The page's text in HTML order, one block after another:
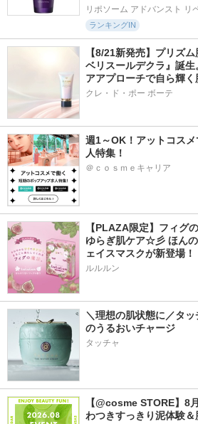
リポソーム アドバンスト リ
ランキングIN
【8/21新発売】プリズ
ベリスールデクラ』誕
アアプローチで自ら輝く
クレ・ド・ポー ボーテ
週1～OK！アットコス
人特集！
＠ｃｏｓｍｅキャリア
【PLAZA限定】フィグ
ゆらぎ肌ケア☆彡 ほん
ェイスマスクが新登場！
ルルルン
＼理想の肌状態に／タ
のうるおいチャージ
タッチャ
【@cosme STORE】8
わつきすっきり泥体験＆